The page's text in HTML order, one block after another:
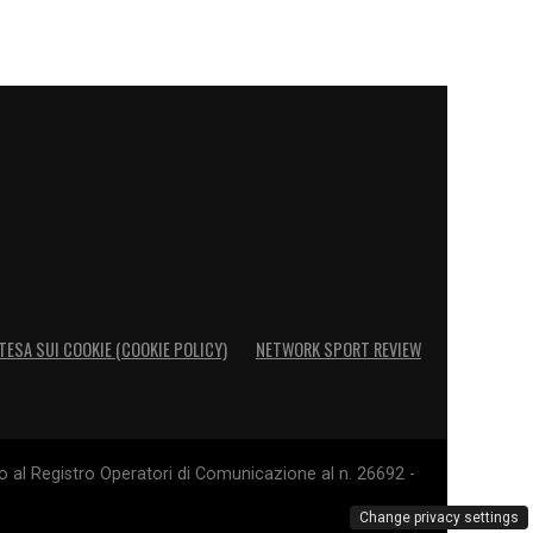
SUI COOKIE (COOKIE POLICY) NETWORK SPORT REVIEW
Registro Operatori di Comunicazione al n. 26692 -
Change privacy settings